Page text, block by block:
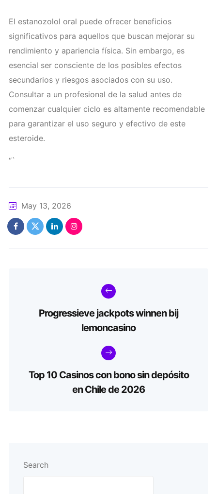
El estanozolol oral puede ofrecer beneficios
significativos para aquellos que buscan mejorar su
rendimiento y apariencia física. Sin embargo, es
esencial ser consciente de los posibles efectos
secundarios y riesgos asociados con su uso.
Consultar a un profesional de la salud antes de
comenzar cualquier ciclo es altamente recomendable
para garantizar el uso seguro y efectivo de este
esteroide.
“`
May 13, 2026
Progressieve jackpots winnen bij
lemoncasino
Top 10 Casinos con bono sin depósito
en Chile de 2026
Search